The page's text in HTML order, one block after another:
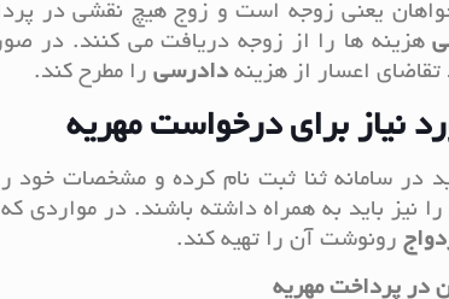
یعنی زوجه است و زوج هیچ نقشی در
هزینه ها را از زوجه دریافت می کنند. در
تقاضای اعسار از هزینه دادرسی را مطرح کند.
نیاز برای درخواست مهریه
در سامانه ثنا ثبت نام کرده و مشخصات
نیز باید به همراه داشته باشند. در مواردی
رونوشت آن را تهیه کند.
در پرداخت مهریه